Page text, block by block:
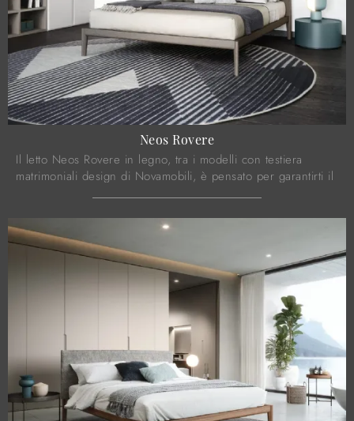
Neos Rovere
Il letto Neos Rovere in legno, tra i modelli con testiera
matrimoniali design di Novamobili, è pensato per garantirti il